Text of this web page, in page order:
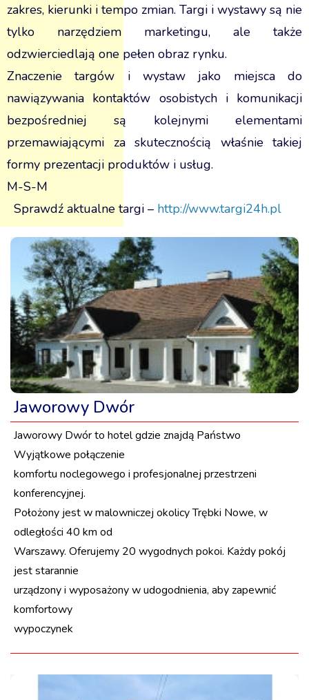
zakres, kierunki i tempo zmian. Targi i wystawy są nie
tylko narzędziem marketingu, ale także
odzwierciedlają one pełen obraz rynku.
Znaczenie targów i wystaw jako miejsca do
nawiązywania kontaktów osobistych i komunikacji
bezpośredniej są kolejnymi elementami
przemawiającymi za skutecznością właśnie takiej
formy prezentacji produktów i usług.
M-S-M
Sprawdź aktualne targi – http://www.targi24h.pl
Jaworowy Dwór
Jaworowy Dwór to hotel gdzie znajdą Państwo
Wyjątkowe połączenie
komfortu noclegowego i profesjonalnej przestrzeni
konferencyjnej.
Położony jest w malowniczej okolicy Trębki Nowe, w
odległości 40 km od
Warszawy. Oferujemy 20 wygodnych pokoi. Każdy pokój
jest starannie
urządzony i wyposażony w udogodnienia, aby zapewnić
komfortowy
wypoczynek